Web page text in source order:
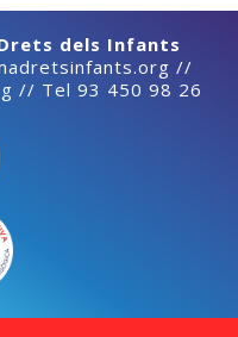
dels Infants
//
// Tel 93 450 98 26